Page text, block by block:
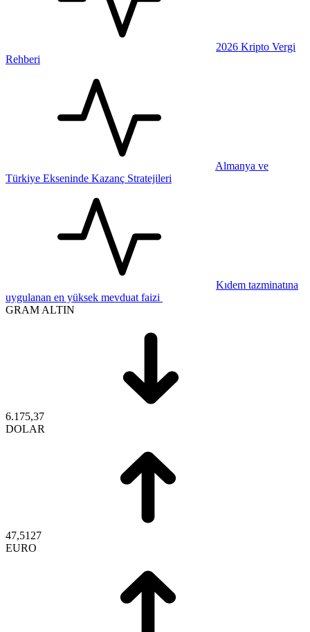
2026 Kripto Vergi
Rehberi
Almanya ve
Türkiye Ekseninde Kazanç Stratejileri
Kıdem tazminatına
uygulanan en yüksek mevduat faizi
GRAM ALTIN
6.175,37
DOLAR
47,5127
EURO